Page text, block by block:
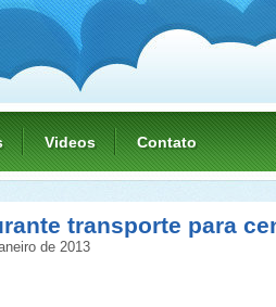
Videos Contato
transporte para
de 2013